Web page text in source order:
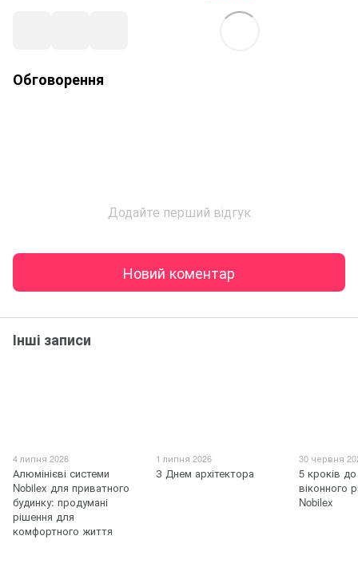
Обговорення
Додайте перший відгук
Новий коментар
Інші записи
4 липня 2026
Алюмінієві системи
Nobilex для приватного
будинку: продумані
рішення для
комфортного життя
1 липня 2026
З Днем архітектора
30 червня
5 кроків
віконного
Nobilex